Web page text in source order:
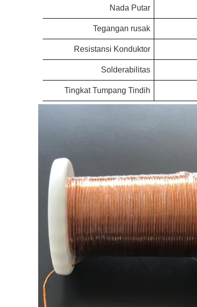
Nada Putar
Tegangan rusak
Resistansi Konduktor
Solderabilitas
Tingkat Tumpang Tindih